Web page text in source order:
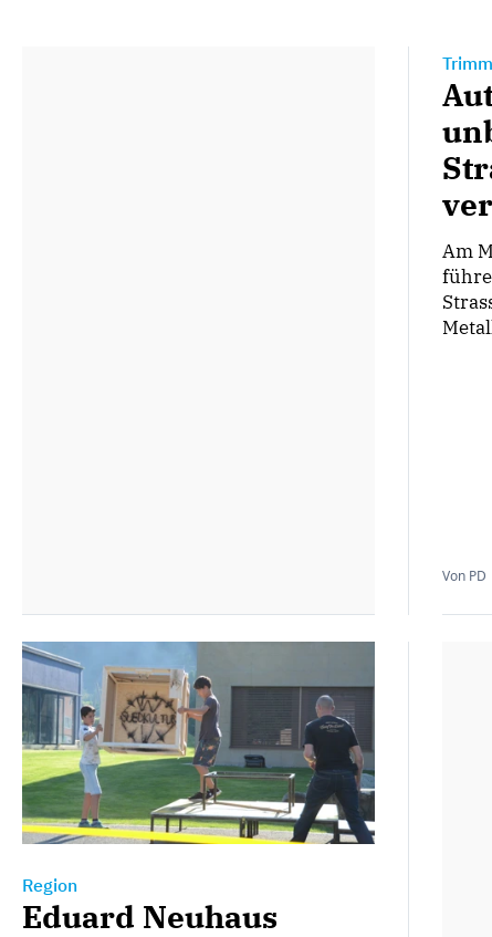
Am
Von PD
Region
Eduard Neuhaus